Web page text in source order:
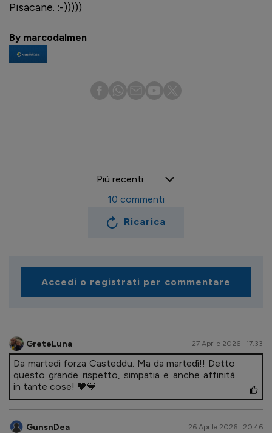
Pisacane. :-)))))
By marcodalmen
Ricarica
10 commenti
Accedi o registrati per commentare
GreteLuna 27 Aprile 2026 | 17.33
Da martedì forza Casteddu. Ma da martedì!! Detto
questo grande rispetto, simpatia e anche affinità
in tante cose! 🖤💙
GunsnDea 26 Aprile 2026 | 20.46